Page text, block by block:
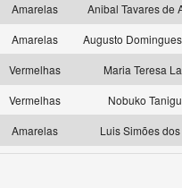
Amarelas
Anibal Tavares de
Amarelas
Augusto
Vermelhas
Maria Teresa
Vermelhas
Nobuko
Amarelas Luis Simões